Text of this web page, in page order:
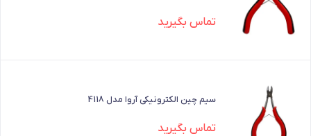
تماس بگیرید
سیم چین الکترونیکی آروا مدل 4118
تماس بگیرید